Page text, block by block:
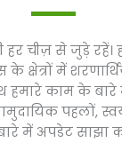
हर चीज़ से जुड़े
में
हमारे काम के बारे
पहलों,
में अपडेट साझा